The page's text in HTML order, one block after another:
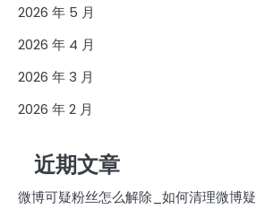
2026 年 5 月
2026 年 4 月
2026 年 3 月
2026 年 2 月
近期文章
微博可疑粉丝怎么解除_如何清理微博